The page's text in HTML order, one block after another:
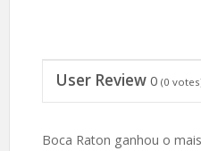
User Review 0 (0
Boca Raton ganhou o